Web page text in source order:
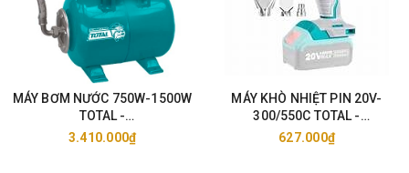
MÁY BƠM NƯỚC 750W-1500W
TOTAL -
TWP47506/11006/15006
3.410.000₫
MÁY KHÒ NHIỆT PIN 20V-
300/550C TOTAL -
TBLI2002/25
627.000₫